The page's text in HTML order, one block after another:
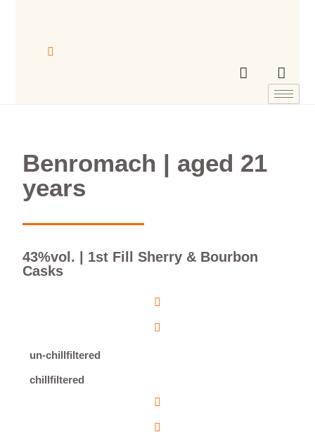
Benromach | aged 21
years
43%vol. | 1st Fill Sherry & Bourbon
Casks
un-chillfiltered
chillfiltered